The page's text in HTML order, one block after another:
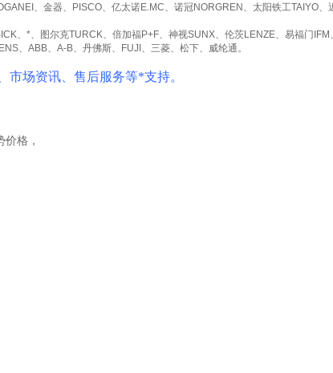
、金器、 PISCO、亿太诺E.MC、诺冠NORGREN 、太阳铁工TAIYO、
、 *、图尔克TURCK、倍加福P+F、神视SUNX、伦茨LENZE、易福门 IFM
、 ABB、 A-B、丹佛斯、 FUJI 、三菱、松下、威纶通。
市场资讯、售后服务等*支持。
格，